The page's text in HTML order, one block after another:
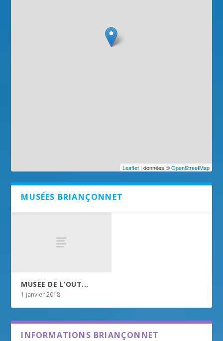
Leaflet| données ©OpenStreetMap
MUSÉES BRIANÇONNET
MUSEE DE L’OUT...
1 janvier 2018
INFORMATIONS BRIANÇONNET